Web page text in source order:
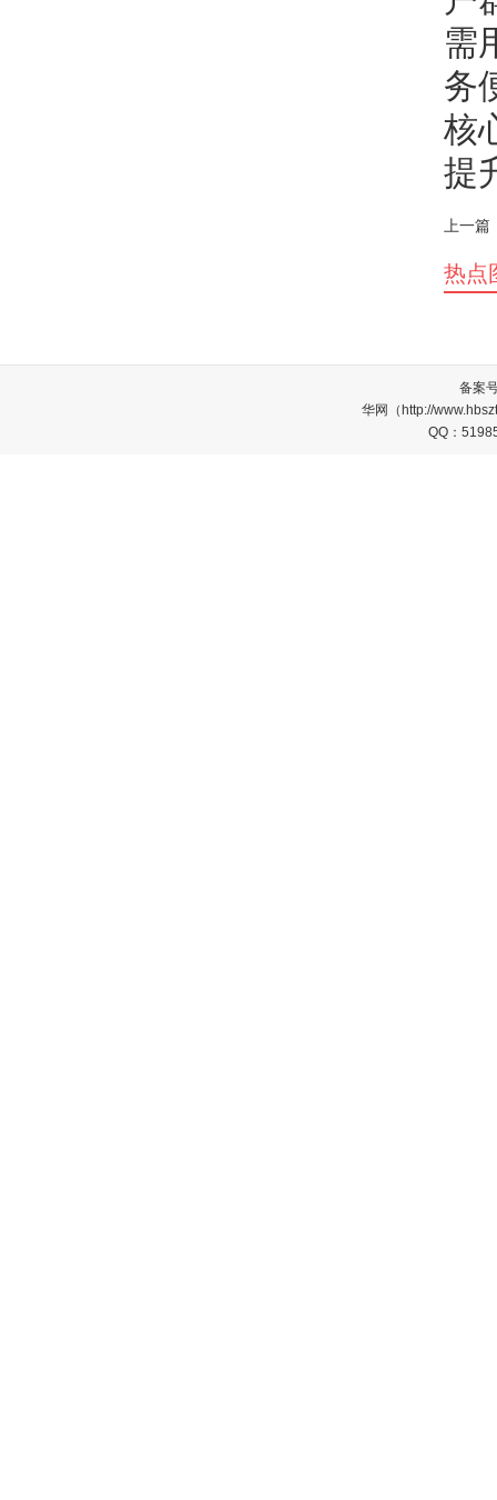
需
务
核
提
上一篇
热点
备案
华网（http://
QQ：